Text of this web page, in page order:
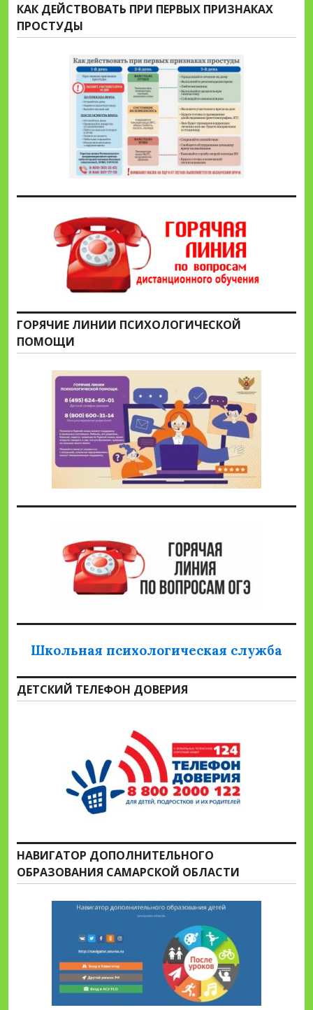
КАК ДЕЙСТВОВАТЬ ПРИ ПЕРВЫХ ПРИЗНАКАХ
ПРОСТУДЫ
ГОРЯЧИЕ ЛИНИИ ПСИХОЛОГИЧЕСКОЙ
ПОМОЩИ
Школьная психологическая служба
ДЕТСКИЙ ТЕЛЕФОН ДОВЕРИЯ
НАВИГАТОР ДОПОЛНИТЕЛЬНОГО
ОБРАЗОВАНИЯ САМАРСКОЙ ОБЛАСТИ